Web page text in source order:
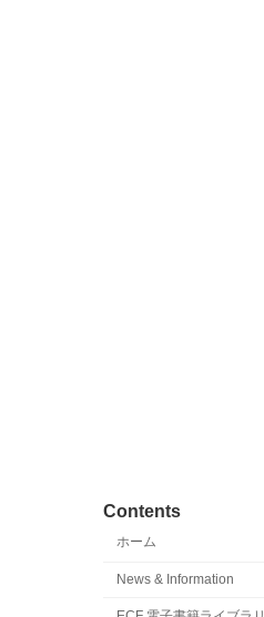
Contents
ホーム
News & Information